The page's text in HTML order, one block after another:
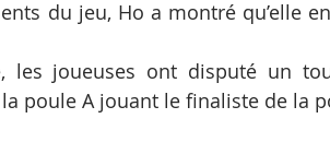
du jeu, Ho a montré qu’elle
les joueuses ont disputé un
poule A jouant le finaliste de la